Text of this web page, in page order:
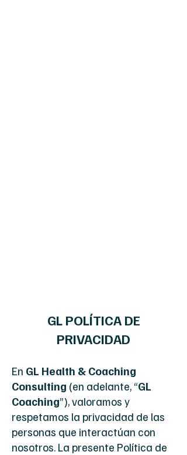
GL POLÍTICA DE
PRIVACIDAD
En GL Health & Coaching
Consulting (en adelante, “GL
Coaching”), valoramos y
respetamos la privacidad de las
personas que interactúan con
nosotros. La presente Política de